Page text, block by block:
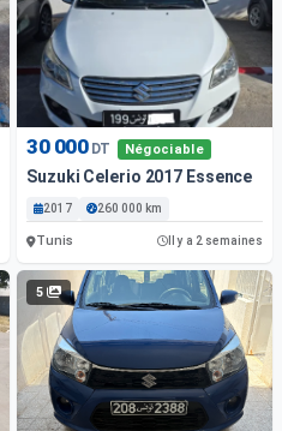
30 000 DT Négociable
Suzuki Celerio 2017 Essence
2017 260 000 km
Tunis Il y a 2 semaines
5